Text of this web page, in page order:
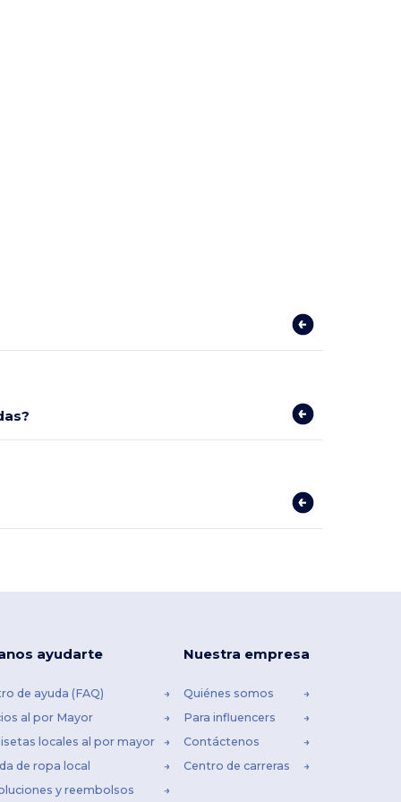
ayudarte
de ayuda (FAQ)
al por Mayor
locales al por mayor
de ropa local
y reembolsos
Nuestra empresa
Quiénes somos
Para influencers
Contáctenos
Centro de carreras